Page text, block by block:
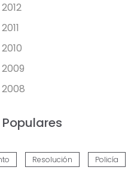
Resolución Policía